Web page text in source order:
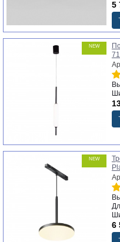
5
NEW
NEW
6